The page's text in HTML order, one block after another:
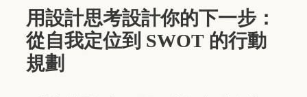
用設計思考設計你的下一步：
從自我定位到 SWOT 的行動
規劃